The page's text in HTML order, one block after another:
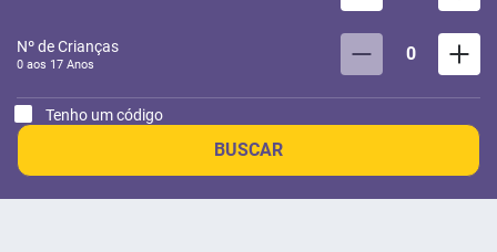
Nº de Crianças
0 aos 17 Anos 0
Tenho um código
BUSCAR